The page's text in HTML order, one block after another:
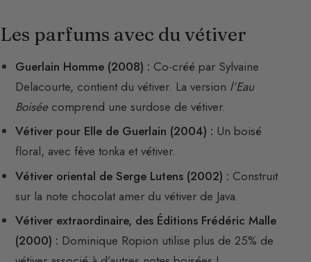
Les parfums avec du vétiver
Guerlain Homme (2008) : Co-créé par Sylvaine
Delacourte, contient du vétiver. La version l’Eau
Boiséecomprend une surdose de vétiver.
Vétiver pour Elle de Guerlain (2004) : Un boisé
floral, avec fève tonka et vétiver.
Vétiver oriental de Serge Lutens (2002) : Construit
sur la note chocolat amer du vétiver de Java.
Vétiver extraordinaire, des Éditions Frédéric Malle
(2000) : Dominique Ropion utilise plus de 25% de